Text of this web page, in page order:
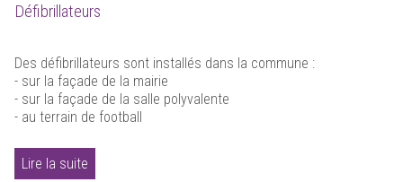
Défibrillateurs
Des défibrillateurs sont installés dans la commune :
- sur la façade de la mairie
- sur la façade de la salle polyvalente
- au terrain de football
Lire la suite